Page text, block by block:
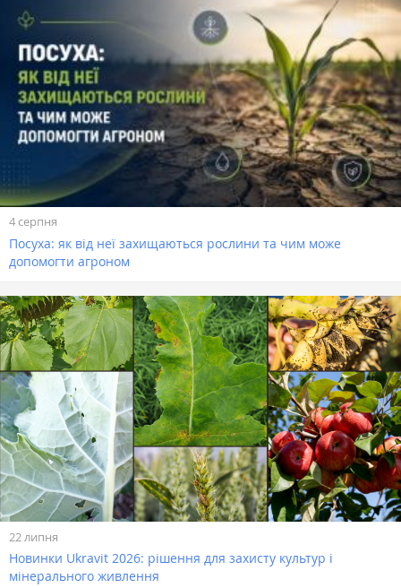
4 серпня
Посуха: як від неї захищаються рослини та чим може
допомогти агроном
22 липня
Новинки Ukravit 2026: рішення для захисту культур і
мінерального живлення